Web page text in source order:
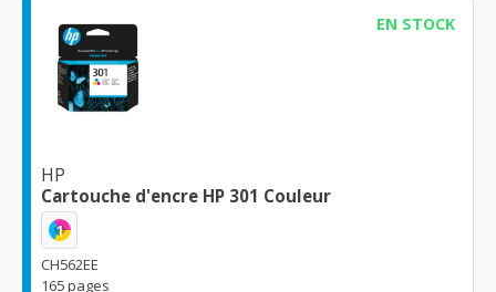
EN STOCK
HP
Cartouche d'encre HP 301 Couleur
1
CH562EE
165 pages